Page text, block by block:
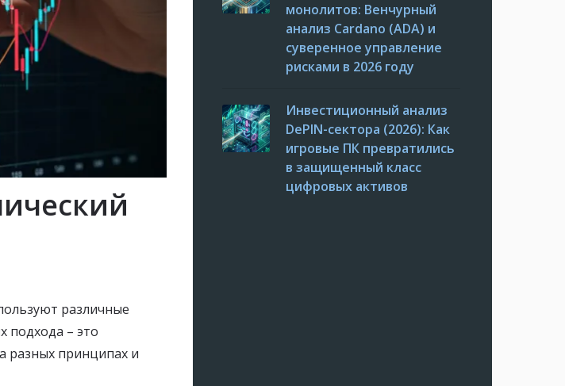
различные
подхода – это
разных принципах и
монолитов: Венчурный
анализ Cardano (ADA) и
суверенное управление
рисками в 2026 году
Инвестиционный анализ
DePIN-сектора (2026): Как
игровые ПК превратились
в защищенный класс
цифровых активов